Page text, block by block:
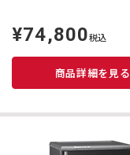
定
価
¥74,800税込
商品詳細を見る